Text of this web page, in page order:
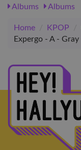
Albums
Albums
Home / KPOP /
Expergo - A - Gray